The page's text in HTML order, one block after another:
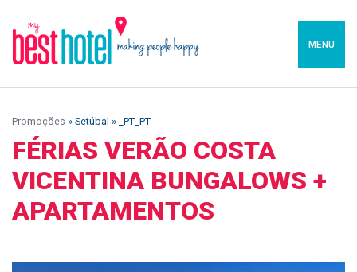
MENU
Promoções » Setúbal » _PT_PT
FÉRIAS VERÃO COSTA
VICENTINA BUNGALOWS +
APARTAMENTOS